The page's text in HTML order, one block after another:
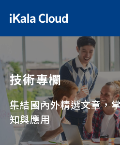
技術專欄
集結國內外精選文章，
知與應用